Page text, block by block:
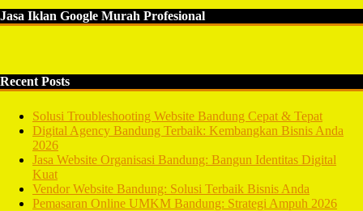
Jasa Iklan Google Murah Profesional
Recent Posts
Solusi Troubleshooting Website Bandung Cepat & Tepat
Digital Agency Bandung Terbaik: Kembangkan Bisnis Anda
2026
Jasa Website Organisasi Bandung: Bangun Identitas Digital
Kuat
Vendor Website Bandung: Solusi Terbaik Bisnis Anda
Pemasaran Online UMKM Bandung: Strategi Ampuh 2026